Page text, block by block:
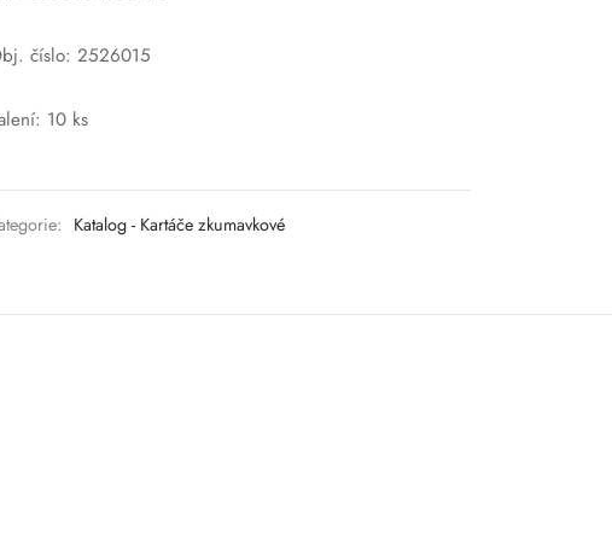
číslo: 2526015
10 ks
Katalog - Kartáče zkumavkové